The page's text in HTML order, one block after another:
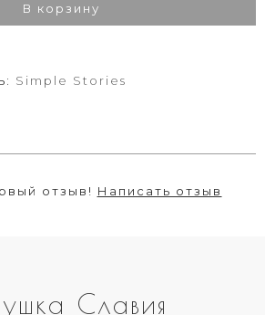
В корзину
Simple Stories
отзыв! Написать отзыв
Славия